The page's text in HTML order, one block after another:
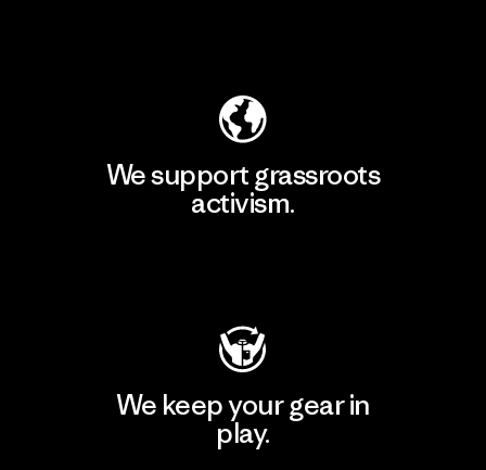
We support grassroots
activism.
We keep your gear in
play.